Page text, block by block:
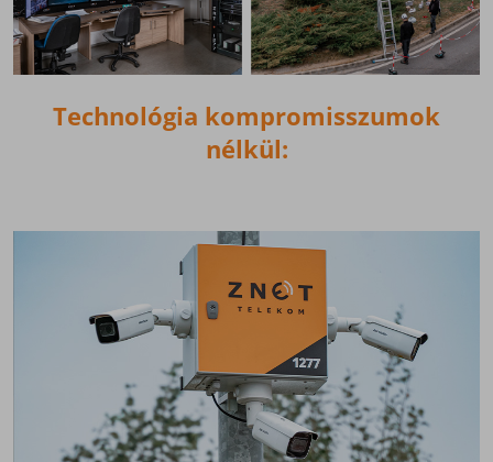
Technológia kompromisszumok
nélkül: